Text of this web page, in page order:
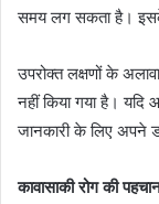
समय लग सकता है। इसके
उपरोक्त लक्षणों के
नहीं किया गया है। यदि
जानकारी के लिए अपने
कावासाकी रोग की